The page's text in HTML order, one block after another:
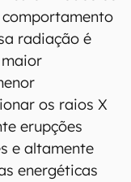
radiação é
os raios X
erupções
e altamente
energéticas